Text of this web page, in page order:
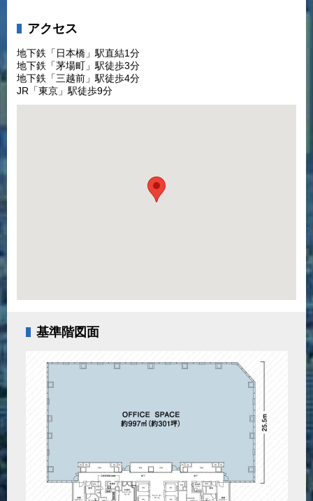
アクセス
地下鉄「日本橋」駅直結1分
地下鉄「茅場町」駅徒歩3分
地下鉄「三越前」駅徒歩4分
JR「東京」駅徒歩9分
基準階図面